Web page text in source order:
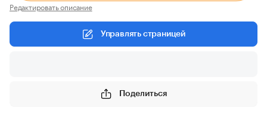
Редактировать описание
Управлять страницей
Поделиться